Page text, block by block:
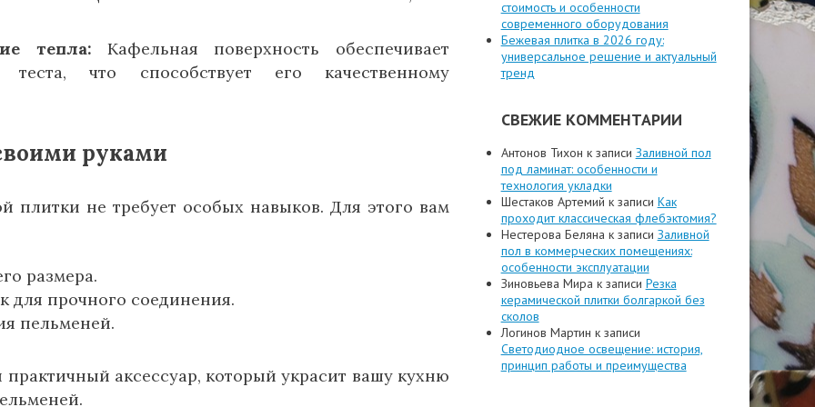
тепла: Кафельная поверхность обеспечивает
теста, что способствует его качественному
руками
плитки не требует особых навыков. Для этого вам
размера.
для прочного соединения.
пельменей.
аксессуар, который украсит вашу кухню
стоимость и особенности
современного оборудования
Бежевая плитка в 2026 году:
универсальное решение и актуальный
тренд
СВЕЖИЕ КОММЕНТАРИИ
Антонов Тихон к записи Заливной пол
под ламинат: особенности и
технология укладки
Шестаков Артемий к записи Как
проходит классическая флебэктомия?
Нестерова Беляна к записи Заливной
пол в коммерческих помещениях:
особенности эксплуатации
Зиновьева Мира к записи Резка
керамической плитки болгаркой без
сколов
Логинов Мартин к записи
Светодиодное освещение: история,
принцип работы и преимущества